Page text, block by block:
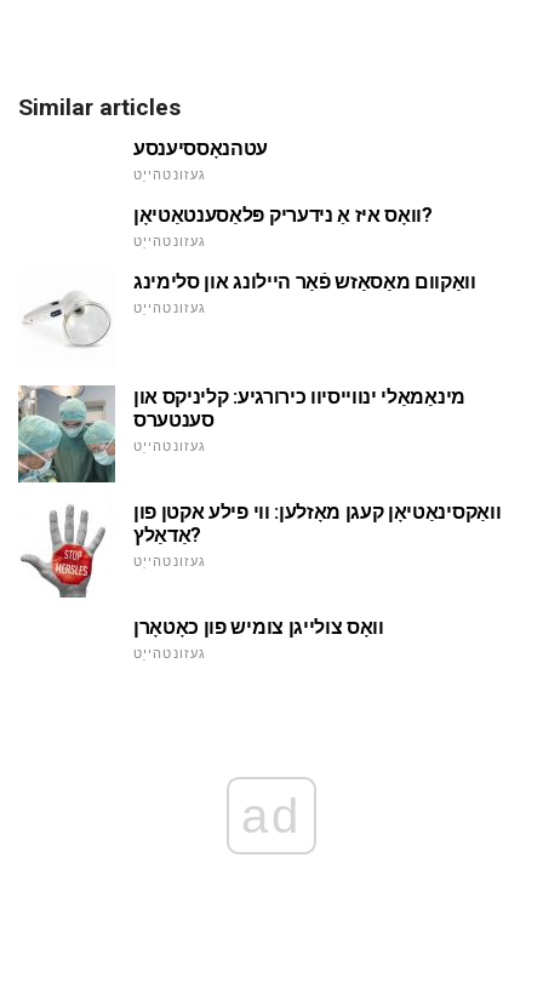
Similar articles
עטהנאָססיענסע
געזונטהייַט
וואָס איז אַ נידעריק פּלאַסענטאַטיאָן?
געזונטהייַט
וואַקוום מאַסאַזש פֿאַר היילונג און סלימינג
געזונטהייַט
מינאַמאַלי ינווייסיוו כירורגיע: קליניקס און
סענטערס
געזונטהייַט
וואַקסינאַטיאָן קעגן מאָזלען: ווי פילע אקטן פון
אַדאַלץ?
געזונטהייַט
וואָס צולייגן צומיש פון כאָטאָרן
געזונטהייַט
ad